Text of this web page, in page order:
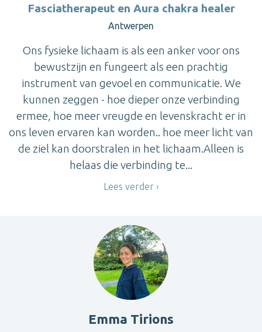
Fasciatherapeut en Aura chakra healer
Antwerpen
Ons fysieke lichaam is als een anker voor ons
bewustzijn en fungeert als een prachtig
instrument van gevoel en communicatie. We
kunnen zeggen - hoe dieper onze verbinding
ermee, hoe meer vreugde en levenskracht er in
ons leven ervaren kan worden.. hoe meer licht van
de ziel kan doorstralen in het lichaam.Alleen is
helaas die verbinding te...
Lees verder
Emma Tirions